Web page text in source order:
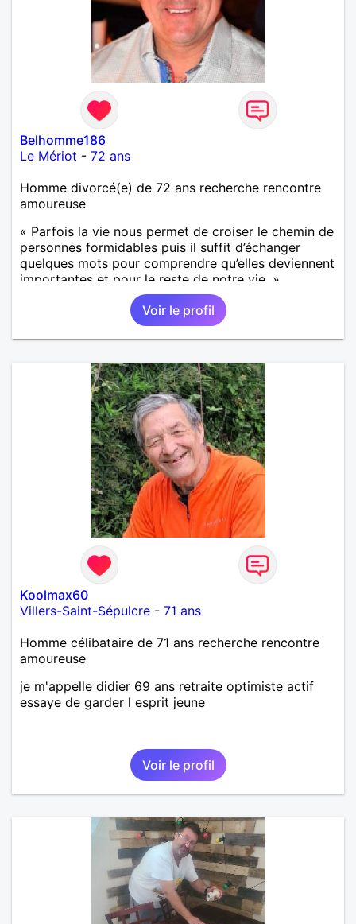
Belhomme186
Le Mériot - 72 ans
Homme divorcé(e) de 72 ans recherche rencontre
amoureuse
« Parfois la vie nous permet de croiser le chemin de
personnes formidables puis il suffit d’échanger
quelques mots pour comprendre qu’elles deviennent
importantes et pour le reste de notre vie. »
Voir le profil
Koolmax60
Villers-Saint-Sépulcre - 71 ans
Homme célibataire de 71 ans recherche rencontre
amoureuse
je m'appelle didier 69 ans retraite optimiste actif
essaye de garder l esprit jeune
Voir le profil